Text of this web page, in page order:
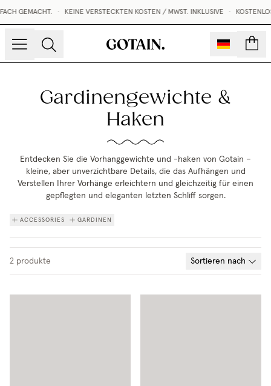
GEMACHT. KEINE VERSTECKTEN KOSTEN / MWST. INKLUSIVE
Gardinengewichte &
Haken
Entdecken Sie die Vorhanggewichte und -haken von Gotain –
kleine, aber unverzichtbare Details, die das Aufhängen und
Verstellen Ihrer Vorhänge erleichtern und gleichzeitig für einen
gepflegten und eleganten letzten Schliff sorgen.
ACCESSORIES GARDINEN
2 produkte Sortieren nach